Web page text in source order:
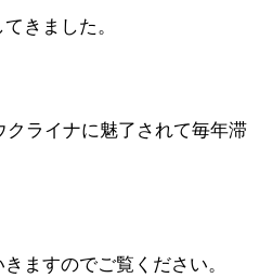
きました。
クライナに魅了されて毎年滞
ますのでご覧ください。